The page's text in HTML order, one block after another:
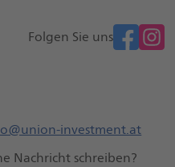
Folgen Sie unsfacebook
investment.at
Nachricht schreiben?